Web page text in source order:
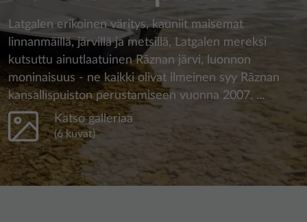
Latgalen erikoinen väritys, kauniit maisemat
linnanmäillä, järvillä ja metsillä, Latgalen mereksi
kutsuttu ainutlaatuinen Rāznan järvi, luonnon
moninaisuus - ne kaikki olivat ilmeinen syy Rāznan
kansallispuiston perustamiseen vuonna 2007. ...
Katso galleriaa
(6 kuvat)